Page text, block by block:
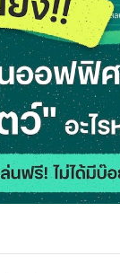
มัดรวม 8 เ